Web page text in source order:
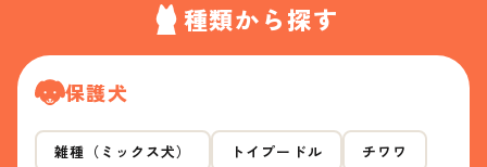
種類から探す
保護犬
雑種（ミックス犬） トイプードル チワワ